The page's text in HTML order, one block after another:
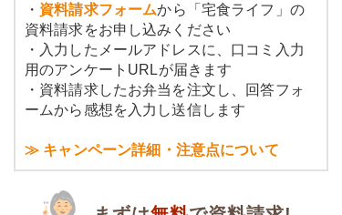
・ 資料請求フォームから「宅食ライフ」の
資料請求をお申し込みください
・入力したメールアドレスに、口コミ入力
用のアンケートURLが届きます
・資料請求したお弁当を注文し、回答フォ
ームから感想を入力し送信します
≫ キャンペーン詳細・注意点について